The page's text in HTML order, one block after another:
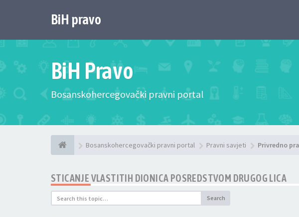
BiH pravo
BiH Pravo
Bosanskohercegovački pravni portal
Bosanskohercegovački pravni portal Pravni savjeti Privredno
STICANJE VLASTITIH DIONICA POSREDSTVOM DRUGOG LICA
Search